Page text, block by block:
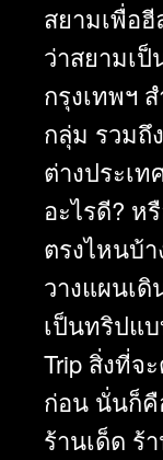
สยามเพื่อฮี
ว่าสยามเ
กรุงเทพฯ
กลุ่ม รวมถึ
ต่างประเ
อะไรดี? ห
ตรงไหนบ้
วางแผนเดิ
เป็นทริปแ
Trip สิ่งที่จ
ก่อน นั่นก็คื
ร้านเด็ด ร้